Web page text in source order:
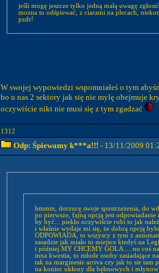
jeśli mogę jeszcze tylko jedną małą uwagę
mozna to odśpiewać, z ciarami na plecach,
pzdr!
W swojej wypowiedzi wspomniałeś o tym
bo u nas 2 sektory jak się nie mylę obejmuje
oczywiście nikt nie musi się z tym zgadzać
1312
Odp: Śpiewamy k***a!!! - 13/11/2009
hmmm, dorzucę swoje spostrzeżenia, do
po pierwsze, fajną opcją jest
by być... piekło oczywiście robi to jak
i właśnie wydaje mi się, że dobrą opcją
ODPOWIADA, to wszyscy z tym z
zasadzie jak miało to miejsce kiedyś na
i później MY CHCEMY GOLA.... no coś
inna kwestia, to młode osoby zasiadające
tak na marginesie arriva czy jak to sie tam
na koniec ukłony dla bębnowych i